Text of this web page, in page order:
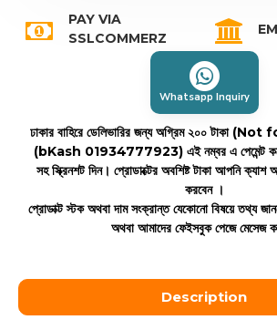
PAY VIA
SSLCOMMERZ
Whatsapp Inquiry
ঢাকার বাহিরে ডেলিভারির জন্য অগ্রিম ২০০ টাকা
(bKash 01934777923) এই নম্বর এ পেমেন্ট
সহ স্ক্রিনশট দিন। প্রোডাক্টের অবশিষ্ট টাকা আপনি ক্যাশ
করবেন ।
প্রোডাক্ট স্টক অথবা দাম সংক্রান্ত যেকোনো বিষয়ে তথ্য
অথবা আমাদের ফেইসবুক পেজে মেসেজ
Description